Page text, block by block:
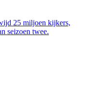
25 miljoen kijkers,
seizoen twee.